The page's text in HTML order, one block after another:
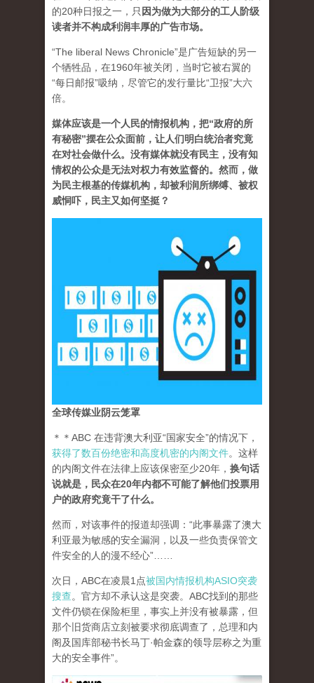
的20种日报之一， 只 因为做为大部分的工人阶级
读者并不构成利润丰厚的广告市场。
“The liberal News Chronicle”是广告短缺的另一
个牺牲品，在1960年被关闭，当时它被右翼的
“每日邮报”吸纳，尽管它的发行量比“卫报”大六
倍。
媒体应该是一个人民的情报机构，把“政府的所
有秘密”摆在公众面前，让人们明白统治者究竟
在对社会做什么。没有媒体就没有民主，没有知
情权的公众是无法对权力有效监督的。然而，做
为民主根基的传媒机构，却被利润所绑缚、被权
威恫吓，民主又如何坚挺？
全球传媒业阴云笼罩
＊＊ABC 在违背澳大利亚“国家安全”的情况下，
获得了数百份绝密和高度机密的内阁文件。这样
的内阁文件在法律上应该保密至少20年， 换句话
说就是，民众在20年内都不可能了解他们投票用
户的政府究竟干了什么。
然而，对该事件的报道却强调：“此事暴露了澳大
利亚最为敏感的安全漏洞，以及一些负责保管文
件安全的人的漫不经心”……
次日，ABC在凌晨1点被国内情报机构ASIO突袭
搜查。官方却不承认这是突袭。ABC找到的那些
文件仍锁在保险柜里，事实上并没有被暴露，但
那个旧货商店立刻被要求彻底调查了，总理和内
阁及国库部秘书长马丁·帕金森的领导层称之为重
大的安全事件”。